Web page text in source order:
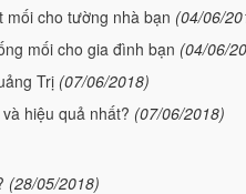
mối cho tường nhà bạn (04/06/
mối cho gia đình bạn (04/06/
Trị (07/06/2018)
hiệu quả nhất? (07/06/2018)
(28/05/2018)